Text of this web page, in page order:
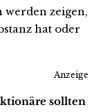
werden zeigen,
hat oder
Anzeige
sollten